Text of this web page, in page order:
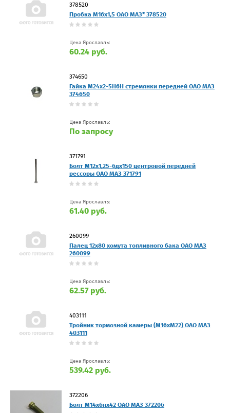
378520
Пробка М16х1,5 ОАО МАЗ* 378520
Цена Ярославль:
60.24 руб.
374650
Гайка М24х2-5Н6Н стремянки передней ОАО МАЗ
374650
Цена Ярославль:
По запросу
371791
Болт М12х1,25-6дх150 центровой передней
рессоры ОАО МАЗ 371791
Цена Ярославль:
61.40 руб.
260099
Палец 12х80 хомута топливного бака ОАО МАЗ
260099
Цена Ярославль:
62.57 руб.
403111
Тройник тормозной камеры (М16хМ22) ОАО МАЗ
403111
Цена Ярославль:
539.42 руб.
372206
Болт М14х6нх42 ОАО МАЗ 372206